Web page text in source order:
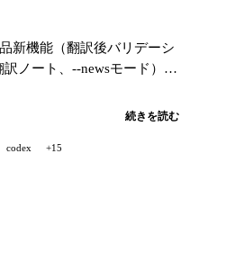
新機能（翻訳後バリデーシ
ノート、--newsモード）
ビュー）で、プロジェクト
続きを読む
codex +15